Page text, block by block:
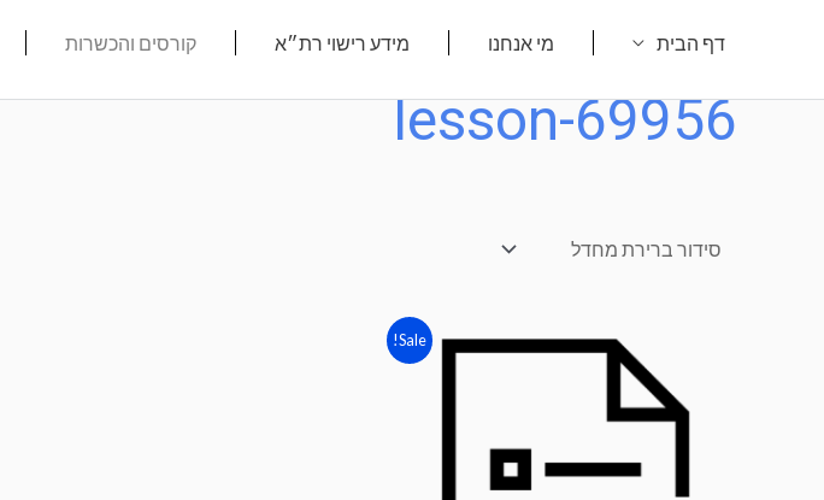
דף הבית מי אנחנו מידע רישוי רת״א קורסים והכשרות
lesson-69956
Sale!